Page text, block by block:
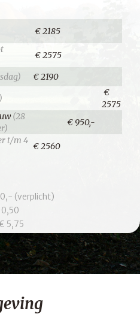
€ 2185
€ 2575
€ 2190
€
2575
(28
€ 950,-
t/m 4
€ 2560
(verplicht)
5,75